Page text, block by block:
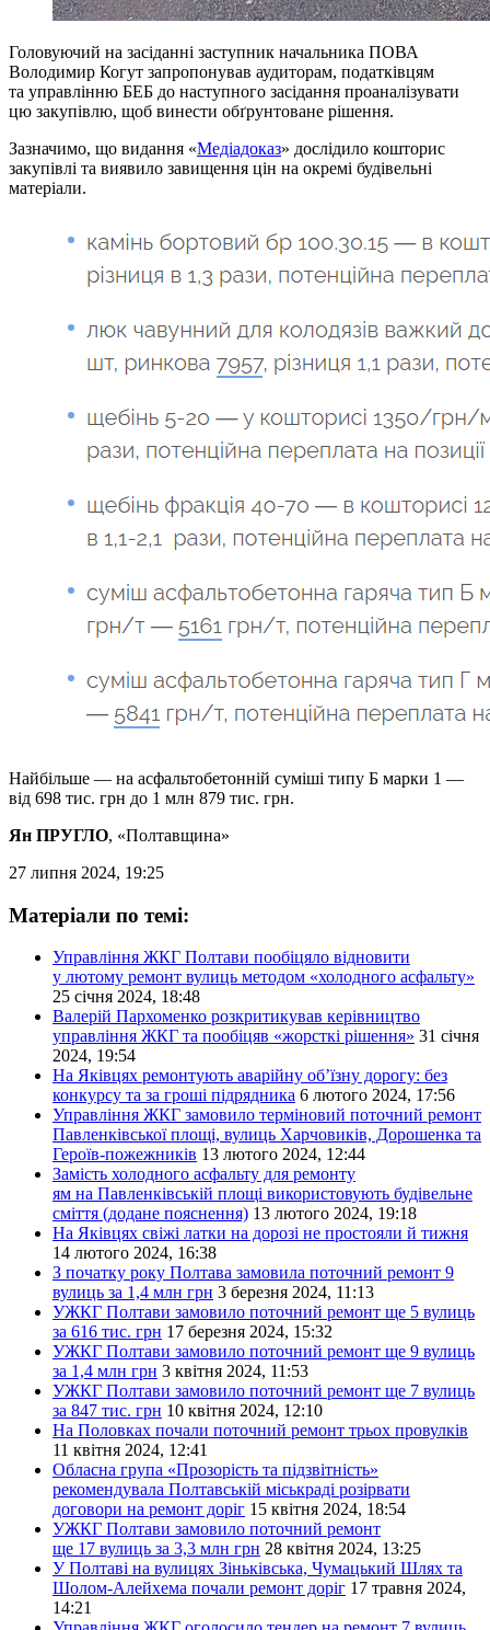
Головуючий на засіданні заступник начальника ПОВА
Володимир Когут запропонував аудиторам, податківцям
та управлінню БЕБ до наступного засідання проаналізувати
цю закупівлю, щоб винести обґрунтоване рішення.
Зазначимо, що видання «Медіадоказ» дослідило кошторис
закупівлі та виявило завищення цін на окремі будівельні
матеріали.
Найбільше — на асфальтобетонній суміші типу Б марки 1 —
від 698 тис. грн до 1 млн 879 тис. грн.
Ян ПРУГЛО, «Полтавщина»
27 липня 2024, 19:25
Матеріали по темі:
Управління ЖКГ Полтави пообіцяло відновити
у лютому ремонт вулиць методом «холодного асфальту»
25 січня 2024, 18:48
Валерій Пархоменко розкритикував керівництво
управління ЖКГ та пообіцяв «жорсткі рішення» 31 січня
2024, 19:54
На Яківцях ремонтують аварійну об’їзну дорогу: без
конкурсу та за гроші підрядника 6 лютого 2024, 17:56
Управління ЖКГ замовило терміновий поточний ремонт
Павленківської площі, вулиць Харчовиків, Дорошенка та
Героїв-пожежників 13 лютого 2024, 12:44
Замість холодного асфальту для ремонту
ям на Павленківській площі використовують будівельне
сміття (додане пояснення) 13 лютого 2024, 19:18
На Яківцях свіжі латки на дорозі не простояли й тижня
14 лютого 2024, 16:38
З початку року Полтава замовила поточний ремонт 9
вулиць за 1,4 млн грн 3 березня 2024, 11:13
УЖКГ Полтави замовило поточний ремонт ще 5 вулиць
за 616 тис. грн 17 березня 2024, 15:32
УЖКГ Полтави замовило поточний ремонт ще 9 вулиць
за 1,4 млн грн 3 квітня 2024, 11:53
УЖКГ Полтави замовило поточний ремонт ще 7 вулиць
за 847 тис. грн 10 квітня 2024, 12:10
На Половках почали поточний ремонт трьох провулків
11 квітня 2024, 12:41
Обласна група «Прозорість та підзвітність»
рекомендувала Полтавській міськраді розірвати
договори на ремонт доріг 15 квітня 2024, 18:54
УЖКГ Полтави замовило поточний ремонт
ще 17 вулиць за 3,3 млн грн 28 квітня 2024, 13:25
У Полтаві на вулицях Зіньківська, Чумацький Шлях та
Шолом-Алейхема почали ремонт доріг 17 травня 2024,
14:21